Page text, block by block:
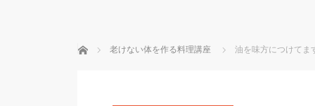
ホーム 老けない体を作る料理講座 油を味方につけてま